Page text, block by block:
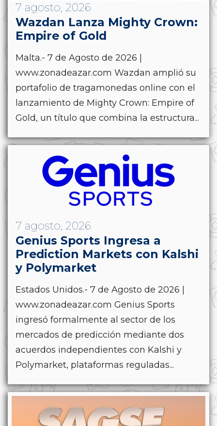
7 agosto, 2026
Wazdan Lanza Mighty Crown:
Empire of Gold
Malta.- 7 de Agosto de 2026 |
www.zonadeazar.com Wazdan amplió su
portafolio de tragamonedas online con el
lanzamiento de Mighty Crown: Empire of
Gold, un título que combina la estructura...
7 agosto, 2026
Genius Sports Ingresa a
Prediction Markets con Kalshi
y Polymarket
Estados Unidos.- 7 de Agosto de 2026 |
www.zonadeazar.com Genius Sports
ingresó formalmente al sector de los
mercados de predicción mediante dos
acuerdos independientes con Kalshi y
Polymarket, plataformas reguladas...